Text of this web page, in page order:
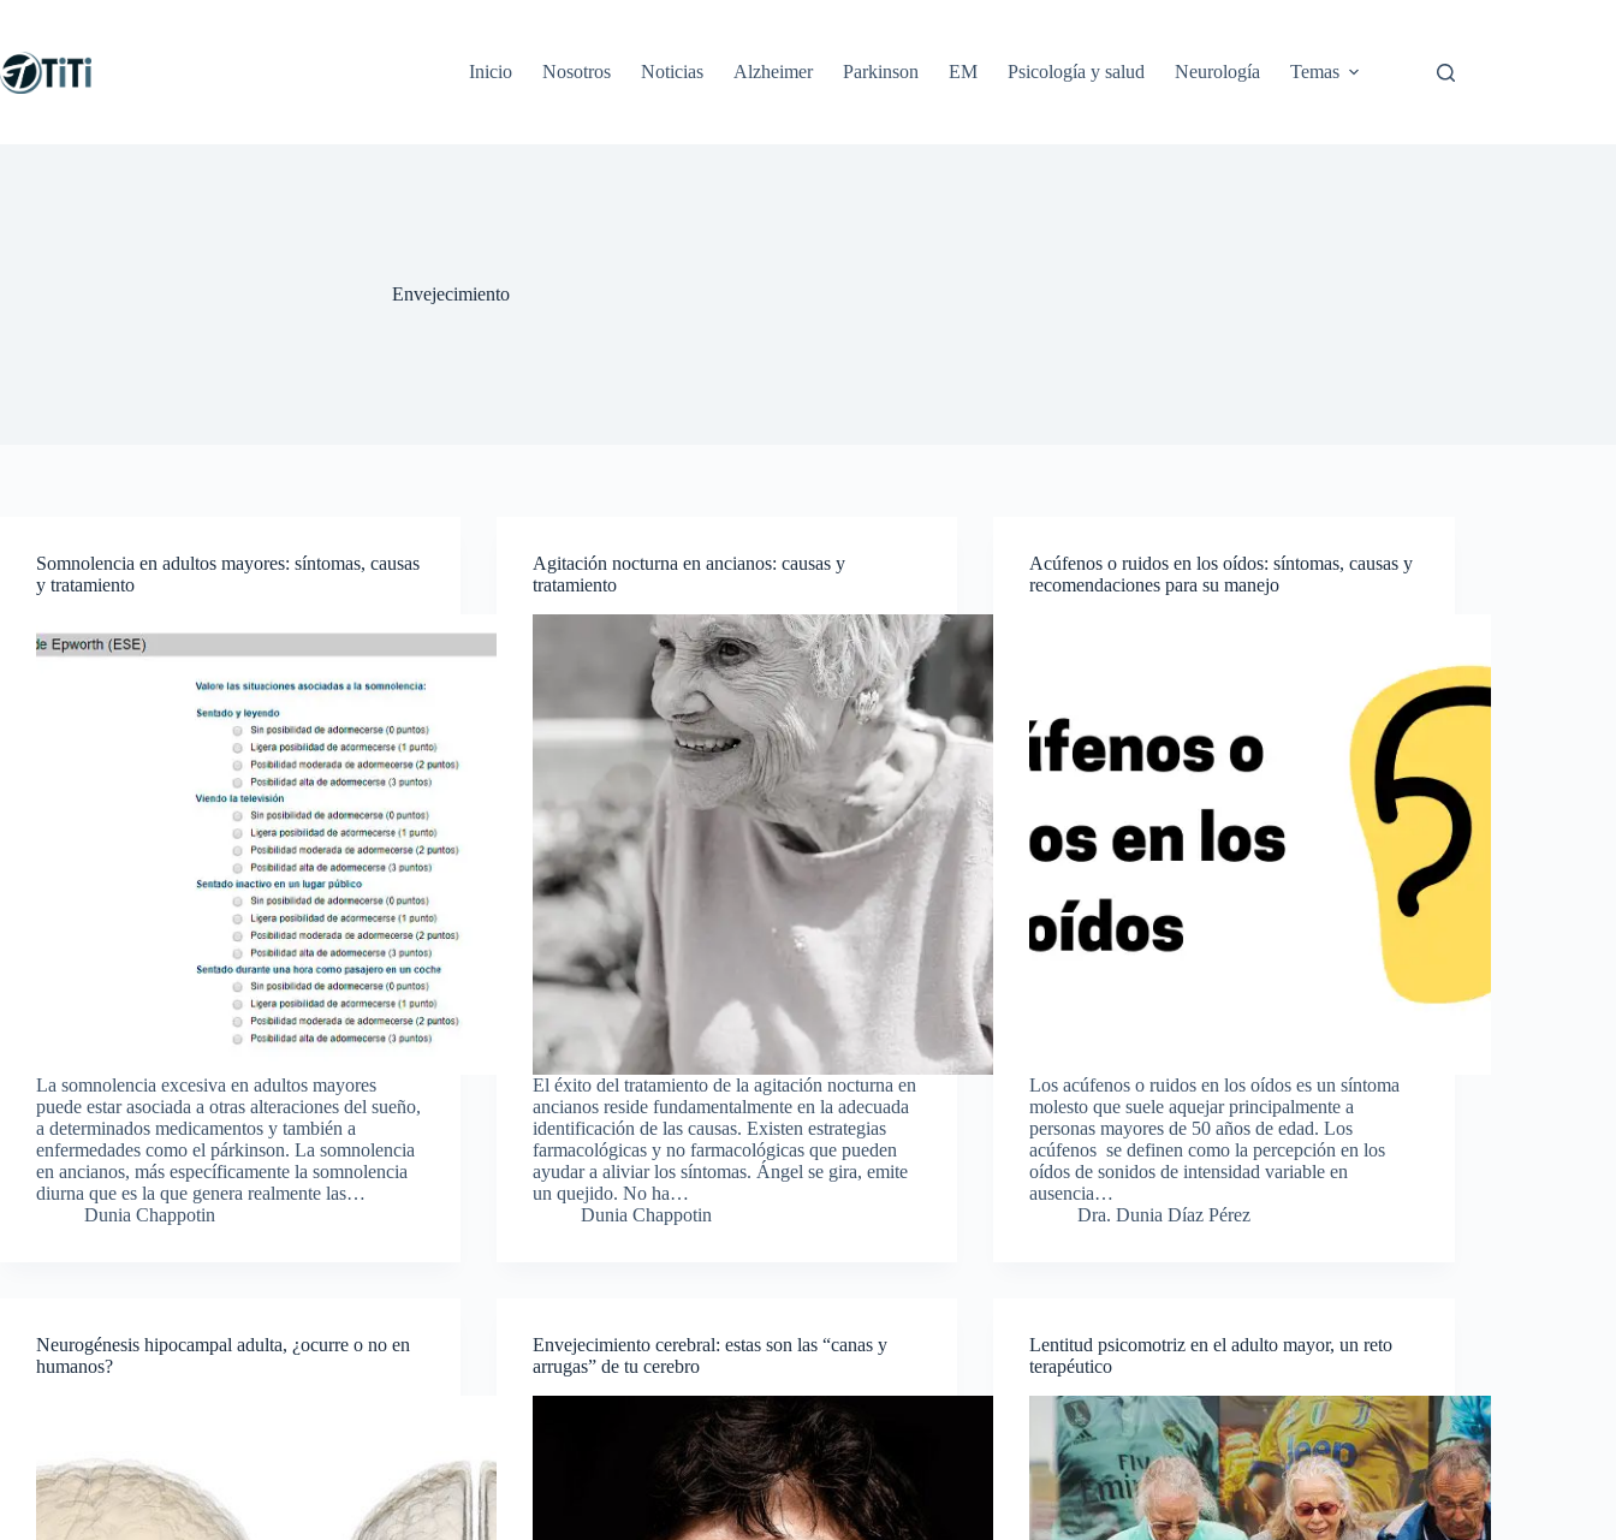
contenido
Inicio
Nosotros Noticias Alzheimer Parkinson EM Psicología y salud Neurología Temas
Envejecimiento
Somnolencia en adultos mayores: síntomas, causas
y tratamiento
La somnolencia excesiva en adultos mayores
puede estar asociada a otras alteraciones del sueño,
a determinados medicamentos y también a
enfermedades como el párkinson. La somnolencia
en ancianos, más específicamente la somnolencia
diurna que es la que genera realmente las…
Dunia Chappotin
Agitación nocturna en ancianos: causas y
tratamiento
El éxito del tratamiento de la agitación nocturna en
ancianos reside fundamentalmente en la adecuada
identificación de las causas. Existen estrategias
farmacológicas y no farmacológicas que pueden
ayudar a aliviar los síntomas. Ángel se gira, emite
un quejido. No ha…
Dunia Chappotin
Acúfenos o ruidos en los oídos: síntomas, causas y
recomendaciones para su manejo
Los acúfenos o ruidos en los oídos es un síntoma
molesto que suele aquejar principalmente a
personas mayores de 50 años de edad. Los
acúfenos se definen como la percepción en los
oídos de sonidos de intensidad variable en
ausencia…
Dra. Dunia Díaz Pérez
Neurogénesis hipocampal adulta, ¿ocurre o no en
humanos?
Envejecimiento cerebral: estas son las “canas y
arrugas” de tu cerebro
Lentitud psicomotriz en el adulto mayor, un reto
terapéutico